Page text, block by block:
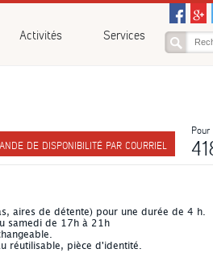
Activités Services
DE DISPONIBILITÉ PAR COURRIEL
aires de détente) pour une durée de 4 h.
samedi de 17h à 21h
réutilisable, pièce d'identité.